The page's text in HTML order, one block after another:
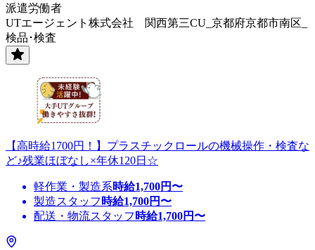
派遣労働者
UTエージェント株式会社 関西第三CU_京都府京都市南区_
検品･検査
【高時給1700円！】プラスチックロールの機械操作・検査な
ど♪残業ほぼなし×年休120日☆
軽作業・製造系時給1,700円〜
製造スタッフ 時給1,700円〜
配送・物流スタッフ 時給1,700円〜